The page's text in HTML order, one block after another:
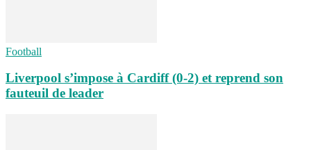
Football
Liverpool s’impose à Cardiff (0-2) et reprend son
fauteuil de leader